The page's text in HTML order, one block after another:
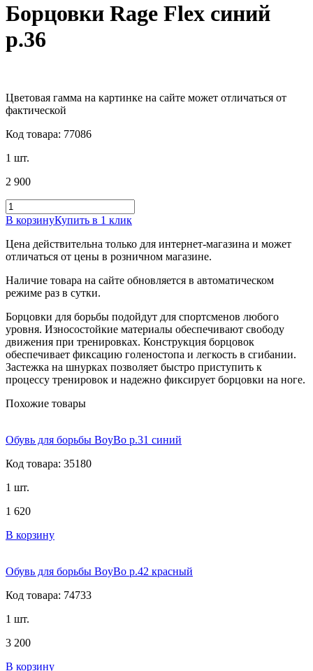
Борцовки Rage Flex синий
р.36
Цветовая гамма на картинке на сайте может отличаться от
фактической
Код товара: 77086
1 шт.
2 900
В корзинуКупить в 1 клик
Цена действительна только для интернет-магазина и может
отличаться от цены в розничном магазине.
Наличие товара на сайте обновляется в автоматическом
режиме раз в сутки.
Борцовки для борьбы подойдут для спортсменов любого
уровня. Износостойкие материалы обеспечивают свободу
движения при тренировках. Конструкция борцовок
обеспечивает фиксацию голеностопа и легкость в сгибании.
Застежка на шнурках позволяет быстро приступить к
процессу тренировок и надежно фиксирует борцовки на ноге.
Похожие товары
Обувь для борьбы BoyBo р.31 синий
Код товара: 35180
1 шт.
1 620
В корзину
Обувь для борьбы BoyBo р.42 красный
Код товара: 74733
1 шт.
3 200
В корзину